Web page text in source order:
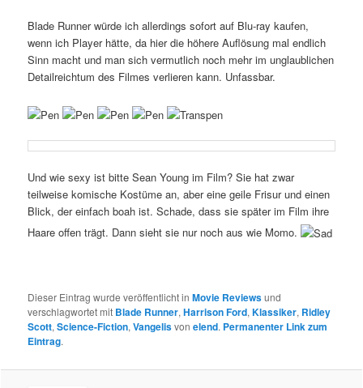
Blade Runner würde ich allerdings sofort auf Blu-ray kaufen,
wenn ich Player hätte, da hier die höhere Auflösung mal endlich
Sinn macht und man sich vermutlich noch mehr im unglaublichen
Detailreichtum des Filmes verlieren kann. Unfassbar.
Und wie sexy ist bitte Sean Young im Film? Sie hat zwar
teilweise komische Kostüme an, aber eine geile Frisur und einen
Blick, der einfach boah ist. Schade, dass sie später im Film ihre
Haare offen trägt. Dann sieht sie nur noch aus wie Momo.
Dieser Eintrag wurde veröffentlicht inMovie Reviewsund
verschlagwortet mit Blade Runner,Harrison Ford,Klassiker, Ridley
Scott,Science-Fiction,Vangelisvonelend. Permanenter Link zum
Eintrag.